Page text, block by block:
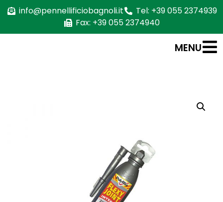
info@pennellificiobagnoli.it
Tel: +39 055 2374939
Fax: +39 055 2374940
MENU